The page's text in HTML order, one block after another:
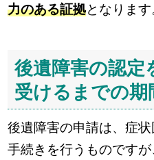
力のある証拠となります
後遺障害の認定
受けるまでの期
後遺障害の申請は、症
手続きを行うものです